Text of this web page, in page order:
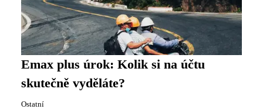
Emax plus úrok: Kolik si na účtu
skutečně vyděláte?
Ostatní